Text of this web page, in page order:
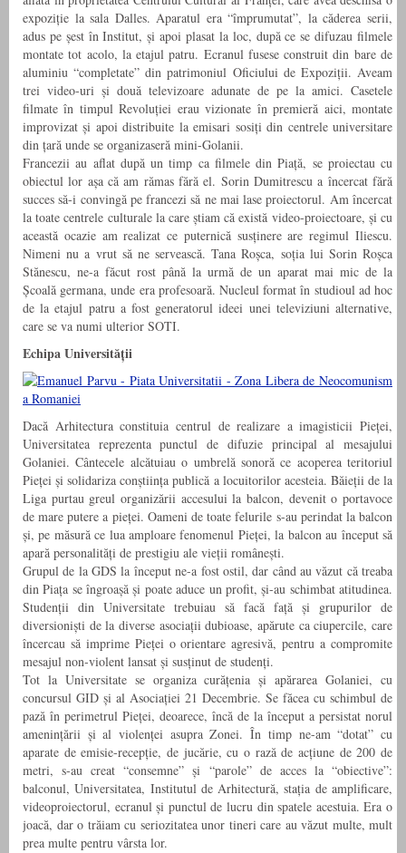
expoziție la sala Dalles. Aparatul era “împrumutat”, la căderea serii,
adus pe șest în Institut, și apoi plasat la loc, după ce se difuzau filmele
montate tot acolo, la etajul patru. Ecranul fusese construit din bare de
aluminiu “completate” din patrimoniul Oficiului de Expoziții. Aveam
trei video-uri și două televizoare adunate de pe la amici. Casetele
filmate în timpul Revoluției erau vizionate în premieră aici, montate
improvizat și apoi distribuite la emisari sosiți din centrele universitare
din țară unde se organizaseră mini-Golanii.
Francezii au aflat după un timp ca filmele din Piață, se proiectau cu
obiectul lor așa că am rămas fără el. Sorin Dumitrescu a încercat fără
succes să-i convingă pe francezi să ne mai lase proiectorul. Am încercat
la toate centrele culturale la care știam că există video-proiectoare, și cu
această ocazie am realizat ce puternică susținere are regimul Iliescu.
Nimeni nu a vrut să ne servească. Tana Roșca, soția lui Sorin Roșca
Stănescu, ne-a făcut rost până la urmă de un aparat mai mic de la
Școală germana, unde era profesoară. Nucleul format în studioul ad hoc
de la etajul patru a fost generatorul ideei unei televiziuni alternative,
care se va numi ulterior SOTI.
Echipa Universității
Dacă Arhitectura constituia centrul de realizare a imagisticii Pieței,
Universitatea reprezenta punctul de difuzie principal al mesajului
Golaniei. Cântecele alcătuiau o umbrelă sonoră ce acoperea teritoriul
Pieței și solidariza conștiința publică a locuitorilor acesteia. Băieții de la
Liga purtau greul organizării accesului la balcon, devenit o portavoce
de mare putere a pieței. Oameni de toate felurile s-au perindat la balcon
și, pe măsură ce lua amploare fenomenul Pieței, la balcon au început să
apară personalități de prestigiu ale vieții românești.
Grupul de la GDS la început ne-a fost ostil, dar când au văzut că treaba
din Piața se îngroașă și poate aduce un profit, și-au schimbat atitudinea.
Studenții din Universitate trebuiau să facă față și grupurilor de
diversioniști de la diverse asociații dubioase, apărute ca ciupercile, care
încercau să imprime Pieței o orientare agresivă, pentru a compromite
mesajul non-violent lansat și susținut de studenți.
Tot la Universitate se organiza curățenia și apărarea Golaniei, cu
concursul GID și al Asociației 21 Decembrie. Se făcea cu schimbul de
pază în perimetrul Pieței, deoarece, încă de la început a persistat norul
amenințării și al violenței asupra Zonei. În timp ne-am “dotat” cu
aparate de emisie-recepție, de jucărie, cu o rază de acțiune de 200 de
metri, s-au creat “consemne” și “parole” de acces la “obiective”:
balconul, Universitatea, Institutul de Arhitectură, stația de amplificare,
videoproiectorul, ecranul și punctul de lucru din spatele acestuia. Era o
joacă, dar o trăiam cu seriozitatea unor tineri care au văzut multe, mult
prea multe pentru vârsta lor.